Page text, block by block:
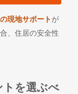
現地サポート が
、住居の安全性
トを選ぶべ